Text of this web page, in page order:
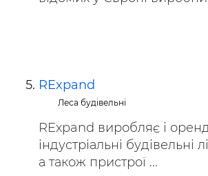
RExpand
Леса будівельні
RExpand виробляє і
індустріальні будівельні
а також пристрої ...